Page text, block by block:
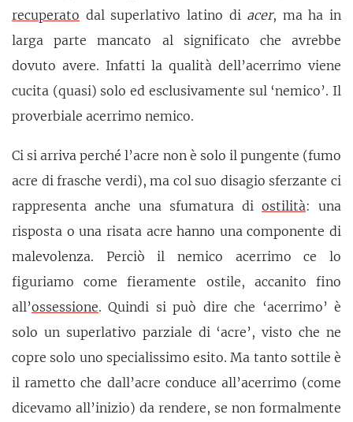
recuperato dal superlativo latino di acer, ma ha in
larga parte mancato al significato che avrebbe
dovuto avere. Infatti la qualità dell’acerrimo viene
cucita (quasi) solo ed esclusivamente sul ‘nemico’. Il
proverbiale acerrimo nemico.
Ci si arriva perché l’acre non è solo il pungente (fumo
acre di frasche verdi), ma col suo disagio sferzante ci
rappresenta anche una sfumatura di ostilità: una
risposta o una risata acre hanno una componente di
malevolenza. Perciò il nemico acerrimo ce lo
figuriamo come fieramente ostile, accanito fino
all’ossessione. Quindi si può dire che ‘acerrimo’ è
solo un superlativo parziale di ‘acre’, visto che ne
copre solo uno specialissimo esito. Ma tanto sottile è
il rametto che dall’acre conduce all’acerrimo (come
dicevamo all’inizio) da rendere, se non formalmente